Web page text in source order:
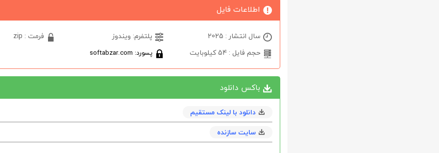
اطلاعات فایل
سال انتشار : 2025 پلتفرم: ویندوز
فرمت : zip
حجم فایل : 54 کیلوبایت
پسورد: softabzar.com
باکس دانلود
دانلود با لینک مستقیم
سایت سازنده